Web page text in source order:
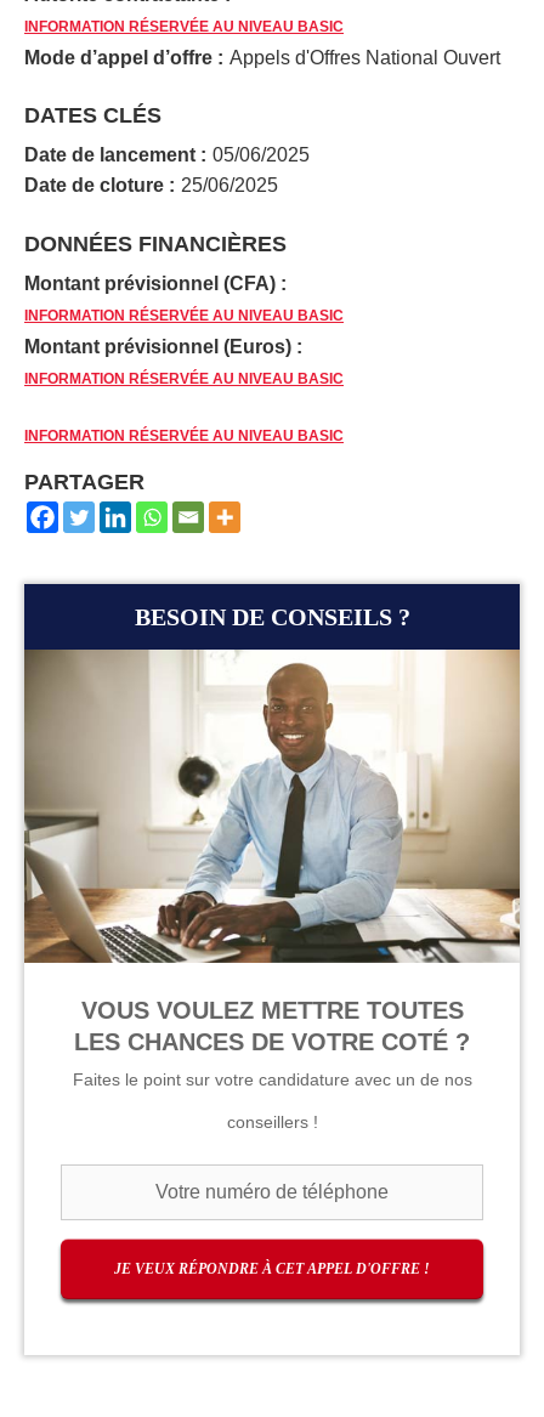
INFORMATION RÉSERVÉE AU NIVEAU BASIC
Mode d’appel d’offre : Appels d'Offres National Ouvert
DATES CLÉS
Date de lancement : 05/06/2025
Date de cloture : 25/06/2025
DONNÉES FINANCIÈRES
Montant prévisionnel (CFA) :
INFORMATION RÉSERVÉE AU NIVEAU BASIC
Montant prévisionnel (Euros) :
INFORMATION RÉSERVÉE AU NIVEAU BASIC
INFORMATION RÉSERVÉE AU NIVEAU BASIC
PARTAGER
BESOIN DE CONSEILS ?
VOUS VOULEZ METTRE TOUTES
LES CHANCES DE VOTRE COTÉ ?
Faites le point sur votre candidature avec un de nos
conseillers !